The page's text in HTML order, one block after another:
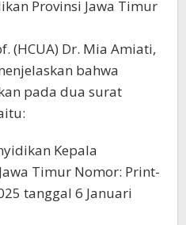
Provinsi Jawa Timur
(HCUA) Dr. Mia Amiati,
bahwa
pada dua surat
Kepala
Timur Nomor: Print-
tanggal 6 Januari